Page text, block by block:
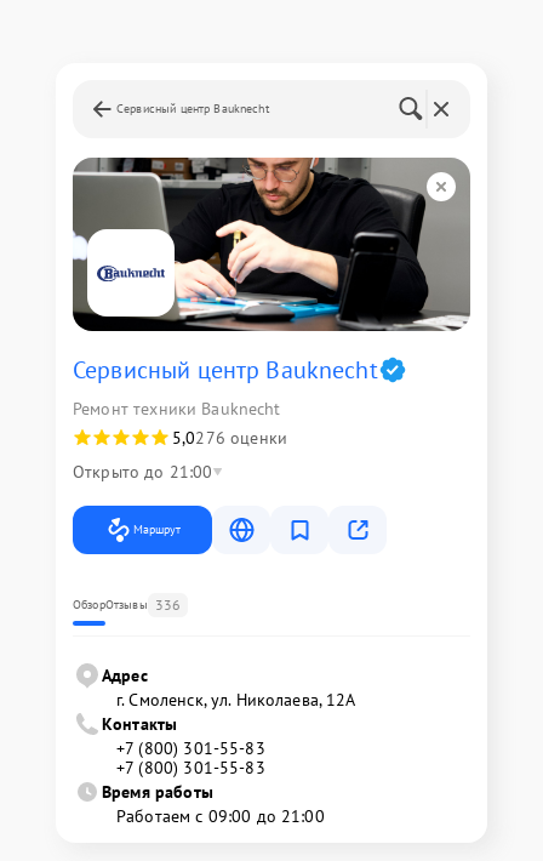
Сервисный центр Bauknecht
Сервисный центр Bauknecht
Ремонт техники Bauknecht
5,0276 оценки
Открыто до 21:00
Маршрут
ОбзорОтзывы 336
Адрес
г. Смоленск, ул. Николаева, 12А
Контакты
+7 (800) 301-55-83
+7 (800) 301-55-83
Время работы
Работаем с 09:00 до 21:00